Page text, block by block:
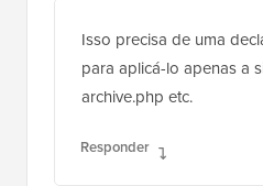
Isso precisa de uma
para aplicá-lo apenas a
archive.php etc.
Responder